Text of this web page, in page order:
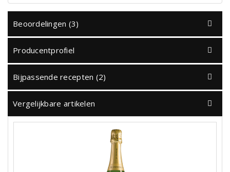
Beoordelingen (3)
Producentprofiel
Bijpassende recepten (2)
Vergelijkbare artikelen